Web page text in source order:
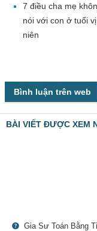
7 điều cha mẹ
nói với con ở tuổi
niên
Bình luận trên web
BÀI VIẾT ĐƯỢC XEM
Gia Sư Toán Bằng